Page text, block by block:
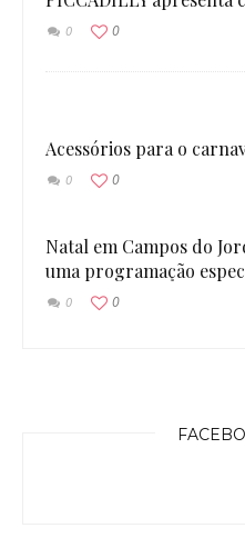
0 0
Acessórios para o
0 0
Natal em Campos do
uma programação
0 0